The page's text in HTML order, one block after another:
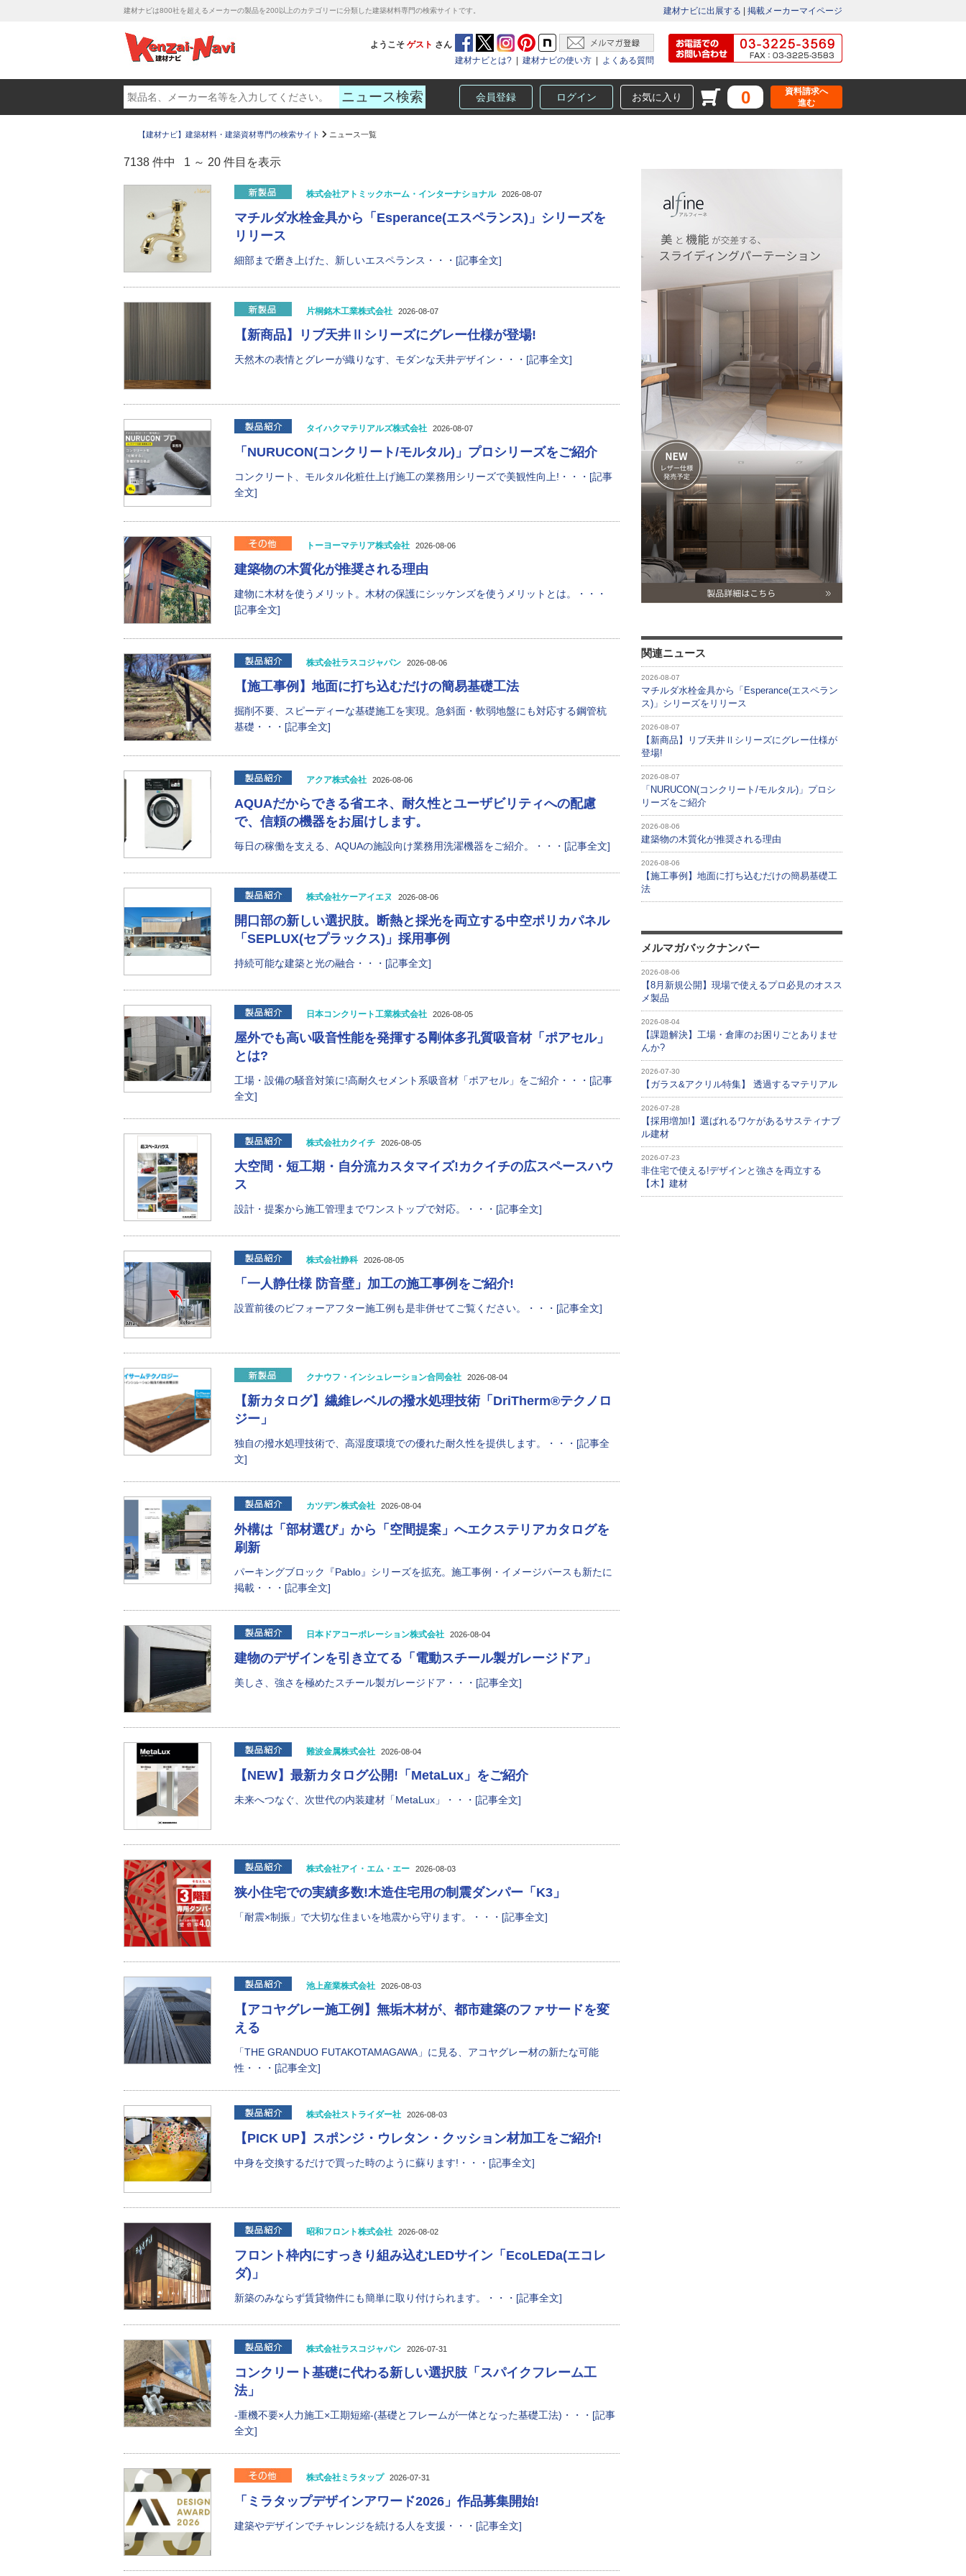
建材ナビは800社を超えるメーカーの製品を200以上のカテゴリーに分類した建築材料専門の検索サイトです。 建材ナビに出展する 掲載メーカーマイページ
ようこそ ゲスト さん
建材ナビとは?
建材ナビの使い方 よくある質問
会員登録 ログイン お気に入り 0
資料請求へ
進む
【建材ナビ】建築材料・建築資材専門の検索サイト ニュース一覧
7138 件中 1 ～ 20 件目を表示
株式会社アトミックホーム・インターナショナル 2026-08-07
マチルダ水栓金具から「Esperance(エスペランス)」シリーズを
リリース
細部まで磨き上げた、新しいエスペランス・・・[記事全文]
片桐銘木工業株式会社 2026-08-07
【新商品】リブ天井Ⅱシリーズにグレー仕様が登場!
天然木の表情とグレーが織りなす、モダンな天井デザイン・・・[記事全文]
タイハクマテリアルズ株式会社 2026-08-07
「NURUCON(コンクリート/モルタル)」プロシリーズをご紹介
コンクリート、モルタル化粧仕上げ施工の業務用シリーズで美観性向上!・・・[記事
全文]
トーヨーマテリア株式会社 2026-08-06
建築物の木質化が推奨される理由
建物に木材を使うメリット。木材の保護にシッケンズを使うメリットとは。・・・
[記事全文]
株式会社ラスコジャパン 2026-08-06
【施工事例】地面に打ち込むだけの簡易基礎工法
掘削不要、スピーディーな基礎施工を実現。急斜面・軟弱地盤にも対応する鋼管杭
基礎・・・[記事全文]
アクア株式会社 2026-08-06
AQUAだからできる省エネ、耐久性とユーザビリティへの配慮
で、信頼の機器をお届けします。
毎日の稼働を支える、AQUAの施設向け業務用洗濯機器をご紹介。・・・[記事全文]
株式会社ケーアイエヌ 2026-08-06
開口部の新しい選択肢。断熱と採光を両立する中空ポリカパネル
「SEPLUX(セプラックス)」採用事例
持続可能な建築と光の融合・・・[記事全文]
日本コンクリート工業株式会社 2026-08-05
屋外でも高い吸音性能を発揮する剛体多孔質吸音材「ポアセル」
とは?
工場・設備の騒音対策に!高耐久セメント系吸音材「ポアセル」をご紹介・・・[記事
全文]
株式会社カクイチ 2026-08-05
大空間・短工期・自分流カスタマイズ!カクイチの広スペースハウ
ス
設計・提案から施工管理までワンストップで対応。・・・[記事全文]
株式会社静科 2026-08-05
「一人静仕様 防音壁」加工の施工事例をご紹介!
設置前後のビフォーアフター施工例も是非併せてご覧ください。・・・[記事全文]
クナウフ・インシュレーション合同会社 2026-08-04
【新カタログ】繊維レベルの撥水処理技術「DriTherm®テクノロ
ジー」
独自の撥水処理技術で、高湿度環境での優れた耐久性を提供します。・・・[記事全
文]
カツデン株式会社 2026-08-04
外構は「部材選び」から「空間提案」へエクステリアカタログを
刷新
パーキングブロック『Pablo』シリーズを拡充。施工事例・イメージパースも新たに
掲載・・・[記事全文]
日本ドアコーポレーション株式会社 2026-08-04
建物のデザインを引き立てる「電動スチール製ガレージドア」
美しさ、強さを極めたスチール製ガレージドア・・・[記事全文]
難波金属株式会社 2026-08-04
【NEW】最新カタログ公開!「MetaLux」をご紹介
未来へつなぐ、次世代の内装建材「MetaLux」・・・[記事全文]
株式会社アイ・エム・エー 2026-08-03
狭小住宅での実績多数!木造住宅用の制震ダンパー「K3」
「耐震×制振」で大切な住まいを地震から守ります。・・・[記事全文]
池上産業株式会社 2026-08-03
【アコヤグレー施工例】無垢木材が、都市建築のファサードを変
える
「THE GRANDUO FUTAKOTAMAGAWA」に見る、アコヤグレー材の新たな可能
性・・・[記事全文]
株式会社ストライダー社 2026-08-03
【PICK UP】スポンジ・ウレタン・クッション材加工をご紹介!
中身を交換するだけで買った時のように蘇ります!・・・[記事全文]
昭和フロント株式会社 2026-08-02
フロント枠内にすっきり組み込むLEDサイン「EcoLEDa(エコレ
ダ)」
新築のみならず賃貸物件にも簡単に取り付けられます。・・・[記事全文]
株式会社ラスコジャパン 2026-07-31
コンクリート基礎に代わる新しい選択肢「スパイクフレーム工
法」
-重機不要×人力施工×工期短縮-(基礎とフレームが一体となった基礎工法)・・・[記事
全文]
株式会社ミラタップ 2026-07-31
「ミラタップデザインアワード2026」作品募集開始!
建築やデザインでチャレンジを続ける人を支援・・・[記事全文]
関連ニュース
2026-08-07
マチルダ水栓金具から「Esperance(エスペラン
ス)」シリーズをリリース
2026-08-07
【新商品】リブ天井Ⅱシリーズにグレー仕様が
登場!
2026-08-07
「NURUCON(コンクリート/モルタル)」プロシ
リーズをご紹介
2026-08-06
建築物の木質化が推奨される理由
2026-08-06
【施工事例】地面に打ち込むだけの簡易基礎工
法
メルマガバックナンバー
2026-08-06
【8月新規公開】現場で使えるプロ必見のオスス
メ製品
2026-08-04
【課題解決】工場・倉庫のお困りごとありませ
んか?
2026-07-30
【ガラス&アクリル特集】 透過するマテリアル
2026-07-28
【採用増加!】選ばれるワケがあるサスティナブ
ル建材
2026-07-23
非住宅で使える!デザインと強さを両立する
【木】建材